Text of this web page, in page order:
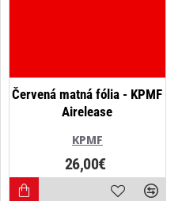
KPMF
Červená matná fólia - KPMF
Airelease
26,00€